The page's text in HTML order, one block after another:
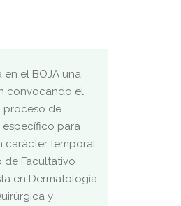
en el BOJA una
convocando el
proceso de
para
carácter temporal
de Facultativo
en Dermatología
y